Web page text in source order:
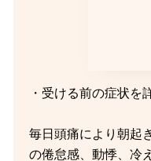
・受ける前の症状を
毎日頭痛により朝起
の倦怠感、動悸、冷